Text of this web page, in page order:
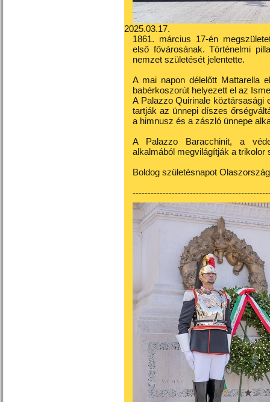
2025.03.17.
1861. március 17-én
első fővárosának. Történelmi
nemzet születését jelentette.
A mai napon délelőtt Mattarella
babérkoszorút helyezett el az
A Palazzo Quirinale köztársasági
tartják az ünnepi díszes
a himnusz és a zászló ünnepe
A Palazzo Baracchinit, a
alkalmából megvilágítják a trikolor
Boldog születésnapot